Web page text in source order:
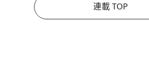
連載 TOP